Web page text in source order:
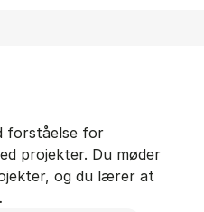
forståelse for
projekter. Du møder
og du lærer at